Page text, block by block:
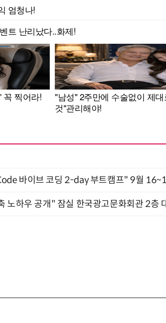
바이브 코딩 2-day 부트캠프" 9월
노하우 공개" 잠실 한국광고문화회관 2층